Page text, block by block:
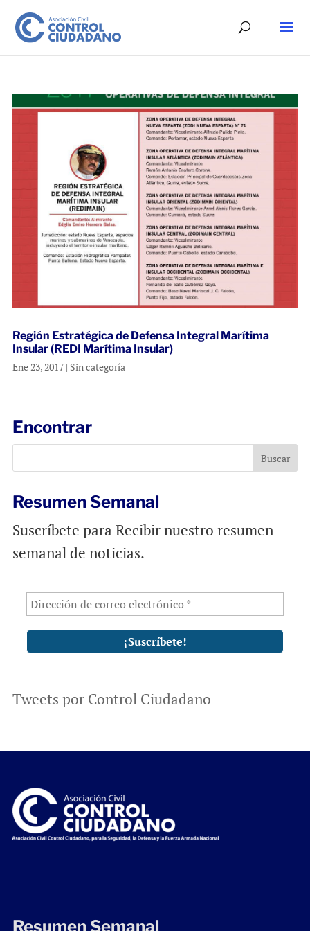
Región Estratégica de Defensa Integral Marítima
Insular (REDI Marítima Insular)
Ene 23, 2017| Sin categoría
Encontrar
Resumen Semanal
Suscríbete para Recibir nuestro resumen
semanal de noticias.
Tweets por Control Ciudadano
Resumen Semanal